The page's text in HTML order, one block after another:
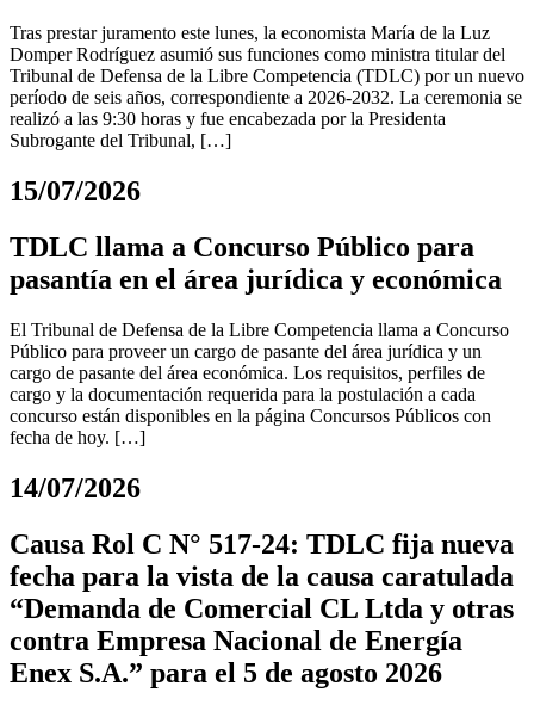
Tras prestar juramento este lunes, la economista María de la Luz
Domper Rodríguez asumió sus funciones como ministra titular del
Tribunal de Defensa de la Libre Competencia (TDLC) por un nuevo
período de seis años, correspondiente a 2026-2032. La ceremonia se
realizó a las 9:30 horas y fue encabezada por la Presidenta
Subrogante del Tribunal, […]
15/07/2026
TDLC llama a Concurso Público para
pasantía en el área jurídica y económica
El Tribunal de Defensa de la Libre Competencia llama a Concurso
Público para proveer un cargo de pasante del área jurídica y un
cargo de pasante del área económica. Los requisitos, perfiles de
cargo y la documentación requerida para la postulación a cada
concurso están disponibles en la página Concursos Públicos con
fecha de hoy. […]
14/07/2026
Causa Rol C N° 517-24: TDLC fija nueva
fecha para la vista de la causa caratulada
“Demanda de Comercial CL Ltda y otras
contra Empresa Nacional de Energía
Enex S.A.” para el 5 de agosto 2026